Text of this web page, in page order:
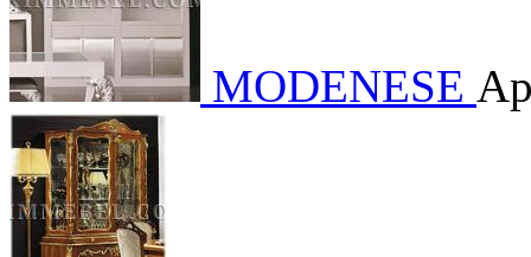
MODENESE